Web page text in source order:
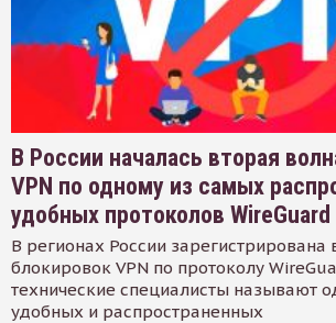
В России началась вторая
VPN по одному из самых
удобных протоколов WireGuard
В регионах России зарегистрирована
блокировок VPN по протоколу
технические специалисты называют
удобных и распространенных